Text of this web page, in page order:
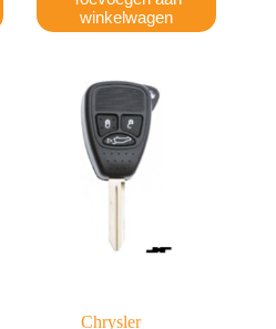
winkelwagen
Chrysler